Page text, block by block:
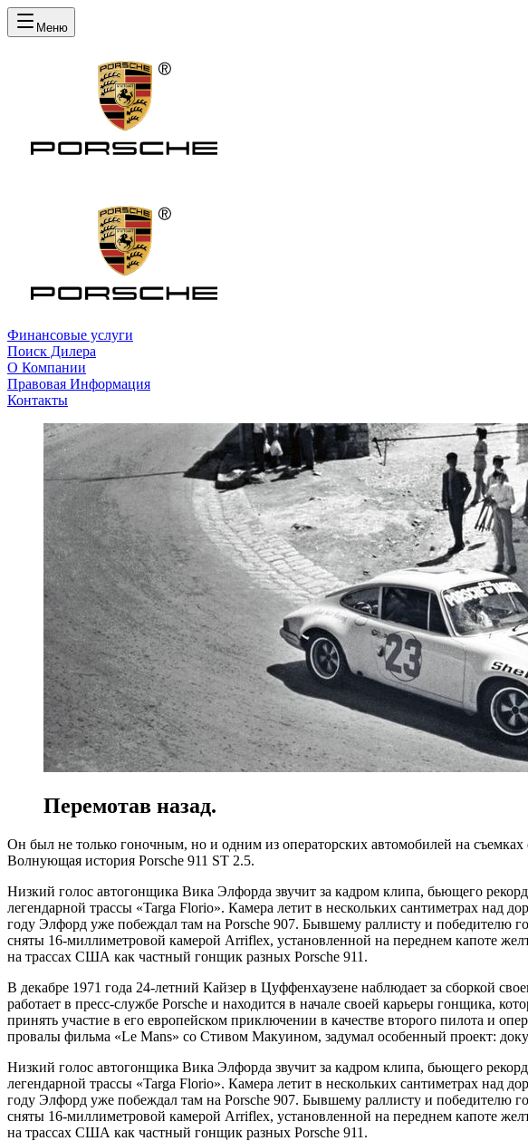
Меню
Финансовые услуги
Поиск Дилера
О Компании
Правовая Информация
Контакты
Перемотав назад.
Он был не только гоночным, но и одним из операторских автомобилей на
Волнующая история Porsche 911 ST 2.5.
Низкий голос автогонщика Вика Элфорда звучит за кадром клипа, бьющего
легендарной трассы «Targa Florio». Камера летит в нескольких сантиметрах над
году Элфорд уже побеждал там на Porsche 907. Бывшему раллисту и победителю
сняты 16-миллиметровой камерой Arriflex, установленной на переднем капоте
на трассах США как частный гонщик разных Porsche 911.
В декабре 1971 года 24-летний Кайзер в Цуффенхаузене наблюдает за сборкой
работает в пресс-службе Porsche и находится в начале своей карьеры гонщика,
принять участие в его европейском приключении в качестве второго пилота и
провалы фильма «Le Mans» со Стивом Макуином, задумал особенный проект:
Низкий голос автогонщика Вика Элфорда звучит за кадром клипа, бьющего
легендарной трассы «Targa Florio». Камера летит в нескольких сантиметрах над
году Элфорд уже побеждал там на Porsche 907. Бывшему раллисту и победителю
сняты 16-миллиметровой камерой Arriflex, установленной на переднем капоте
на трассах США как частный гонщик разных Porsche 911.